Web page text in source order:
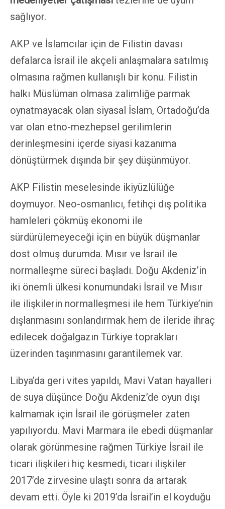
sağlıyor.
AKP ve İslamcılar için de Filistin davası
defalarca İsrail ile akçeli anlaşmalara satılmış
olmasına rağmen kullanışlı bir konu. Filistin
halkı Müslüman olmasa zalimliğe parmak
oynatmayacak olan siyasal İslam, Ortadoğu’da
var olan etno-mezhepsel gerilimlerin
derinleşmesini içerde siyasi kazanıma
dönüştürmek dışında bir şey düşünmüyor.
AKP Filistin meselesinde ikiyüzlülüğe
doymuyor. Neo-osmanlıcı, fetihçi dış politika
hamleleri çökmüş ekonomi ile
sürdürülemeyeceği için en büyük düşmanlar
dost olmuş durumda. Mısır ve İsrail ile
normalleşme süreci başladı. Doğu Akdeniz’in
iki önemli ülkesi konumundaki İsrail ve Mısır
ile ilişkilerin normalleşmesi ile hem Türkiye’nin
dışlanmasını sonlandırmak hem de ileride ihraç
edilecek doğalgazın Türkiye toprakları
üzerinden taşınmasını garantilemek var.
Libya’da geri vites yapıldı, Mavi Vatan hayalleri
de suya düşünce Doğu Akdeniz’de oyun dışı
kalmamak için İsrail ile görüşmeler zaten
yapılıyordu. Mavi Marmara ile ebedi düşmanlar
olarak görünmesine rağmen Türkiye İsrail ile
ticari ilişkileri hiç kesmedi, ticari ilişkiler
2017’de zirvesine ulaştı sonra da artarak
devam etti. Öyle ki 2019’da İsrail’in el koyduğu